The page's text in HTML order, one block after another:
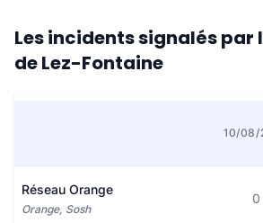
Les incidents signalés
de Lez-Fontaine
10/08/
Réseau Orange
Orange, Sosh
0